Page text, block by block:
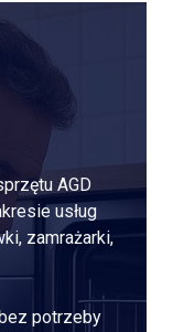
AGD
usług
zamrażarki,
potrzeby